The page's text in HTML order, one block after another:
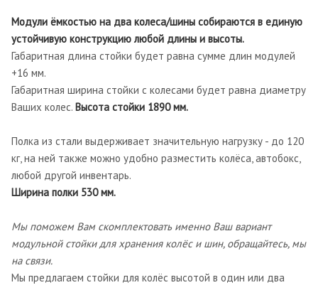
Модули ёмкостью на два колеса/шины собираются в единую
устойчивую конструкцию любой длины и высоты.
Габаритная длина стойки будет равна сумме длин модулей
+16 мм.
Габаритная ширина стойки с колесами будет равна диаметру
Ваших колес. Высота стойки 1890 мм.
Полка из стали выдерживает значительную нагрузку - до 120
кг, на ней также можно удобно разместить колёса, автобокс,
любой другой инвентарь.
Ширина полки 530 мм.
Мы поможем Вам скомплектовать именно Ваш вариант
модульной стойки для хранения колёс и шин, обращайтесь, мы
на связи.
Мы предлагаем стойки для колёс высотой в один или два